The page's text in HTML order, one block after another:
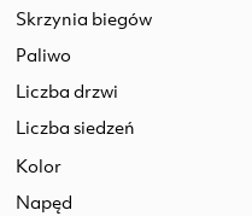
Skrzynia biegów
Paliwo
Liczba drzwi
Liczba siedzeń
Kolor
Napęd